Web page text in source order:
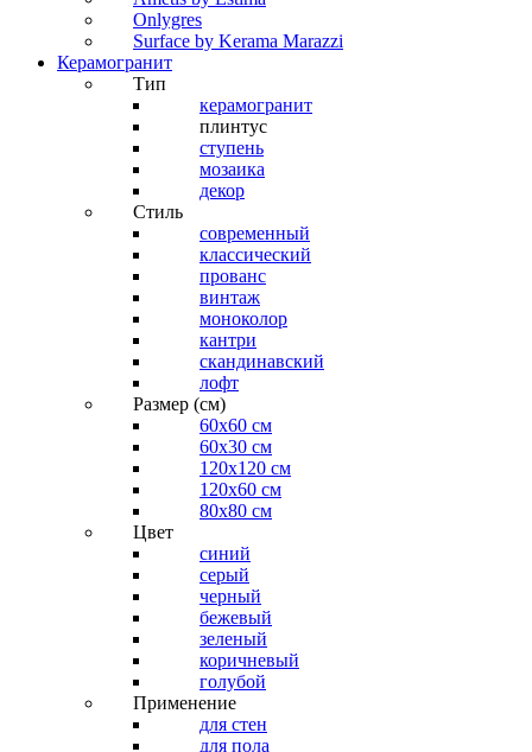
Onlygres
Surface by Kerama Marazzi
Керамогранит
Тип
керамогранит
плинтус
ступень
мозаика
декор
Стиль
современный
классический
прованс
винтаж
моноколор
кантри
скандинавский
лофт
Размер (см)
60х60 см
60x30 см
120x120 см
120x60 см
80x80 см
Цвет
синий
серый
черный
бежевый
зеленый
коричневый
голубой
Применение
для стен
для пола